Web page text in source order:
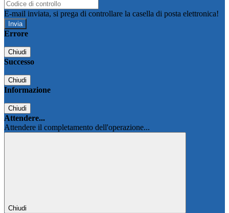
E-mail inviata, si prega di controllare la casella di posta elettronica!
Errore
Chiudi
Successo
Chiudi
Informazione
Chiudi
Attendere...
Attendere il completamento dell'operazione...
Chiudi